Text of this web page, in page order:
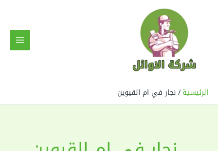
الرئيسية نجار في ام القيوين